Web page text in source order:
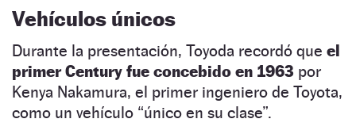
Vehículos únicos
Durante la presentación, Toyoda recordó que el
primer Century fue concebido en 1963 por
Kenya Nakamura, el primer ingeniero de Toyota,
como un vehículo “único en su clase”.